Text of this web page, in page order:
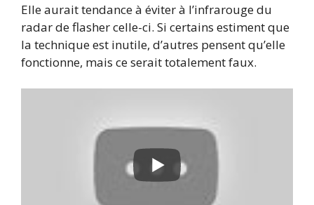
Elle aurait tendance à éviter à l’infrarouge du
radar de flasher celle-ci. Si certains estiment que
la technique est inutile, d’autres pensent qu’elle
fonctionne, mais ce serait totalement faux.